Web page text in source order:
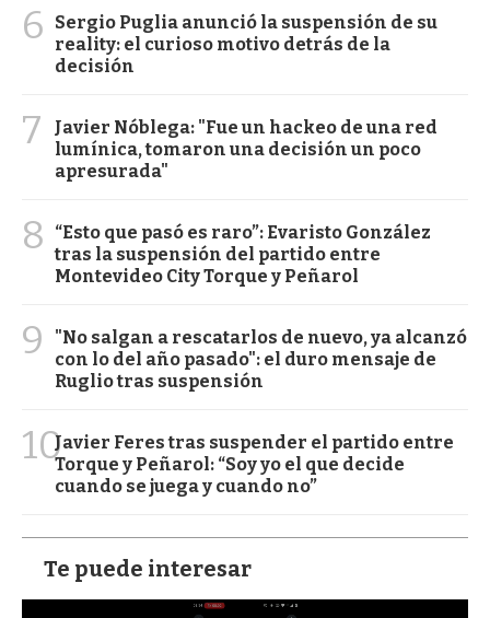
6
Sergio Puglia anunció la suspensión de su
reality: el curioso motivo detrás de la
decisión
7
Javier Nóblega: "Fue un hackeo de una red
lumínica, tomaron una decisión un poco
apresurada"
8
“Esto que pasó es raro”: Evaristo González
tras la suspensión del partido entre
Montevideo City Torque y Peñarol
9
"No salgan a rescatarlos de nuevo, ya alcanzó
con lo del año pasado": el duro mensaje de
Ruglio tras suspensión
10Javier Feres tras suspender el partido entre
Torque y Peñarol: “Soy yo el que decide
cuando se juega y cuando no”
Te puede interesar